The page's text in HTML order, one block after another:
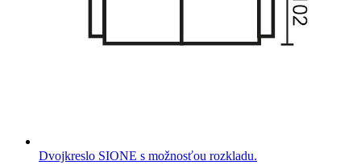
Dvojkreslo SIONE s možnosťou rozkladu.